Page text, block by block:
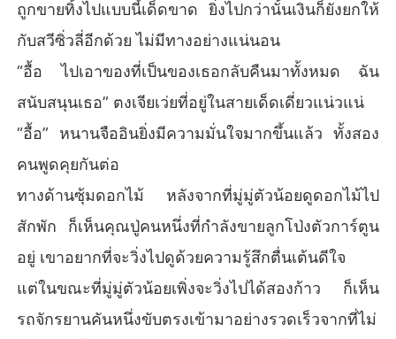
ถูกขายทิ้งไปแบบนี้เด็ดขาด ยิ่งไปกว่านั้นเงินก็ยังยกให้
กับสวีซิ่วลี่อีกด้วย ไม่มีทางอย่างแน่นอน
“อื้อ ไปเอาของที่เป็นของเธอกลับคืนมาทั้งหมด ฉัน
สนับสนุนเธอ” ตงเจียเว่ยที่อยู่ในสายเด็ดเดี่ยวแน่วแน่
“อื้อ” หนานจืออินยิ่งมีความมั่นใจมากขึ้นแล้ว ทั้งสอง
คนพูดคุยกันต่อ
ทางด้านซุ้มดอกไม้ หลังจากที่มู่มู่ตัวน้อยดูดอกไม้ไป
สักพัก ก็เห็นคุณปู่คนหนึ่งที่กำลังขายลูกโป่งตัวการ์ตูน
อยู่ เขาอยากที่จะวิ่งไปดูด้วยความรู้สึกตื่นเต้นดีใจ
แต่ในขณะที่มู่มู่ตัวน้อยเพิ่งจะวิ่งไปได้สองก้าว ก็เห็น
รถจักรยานคันหนึ่งขับตรงเข้ามาอย่างรวดเร็วจากที่ไม่